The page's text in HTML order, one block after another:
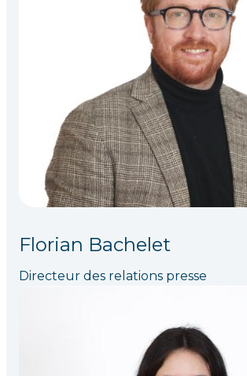
Florian Bachelet
Directeur des relations presse